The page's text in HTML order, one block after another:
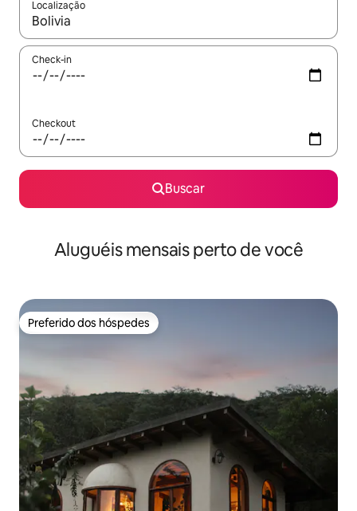
Localização
Quando os resultados estiverem disponíveis, explore-os
Check-in
Checkout
Buscar
Aluguéis mensais perto de você
Preferido dos hóspedes
Preferido dos hóspedes